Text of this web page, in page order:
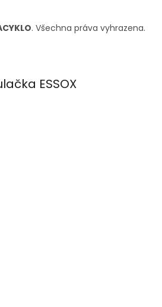
. Všechna práva vyhrazena.
ESSOX